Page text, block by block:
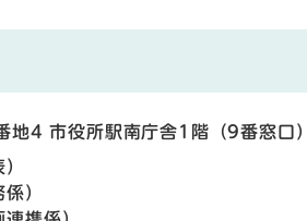
4 市役所駅南庁舎1階（9番窓口）
）
係）